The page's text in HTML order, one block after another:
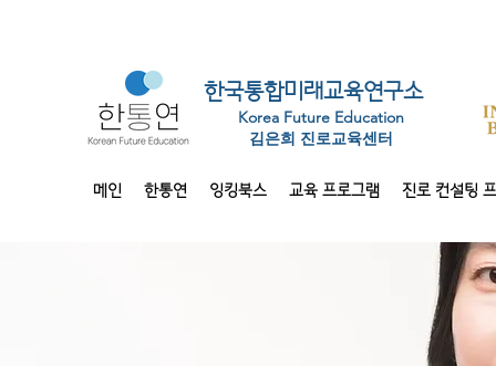
메인 한통연 잉킹북스 교육 프로그램 진로 컨설팅
한국통합미래교육연구소
Korea Future Education
​김은희 진로교육센터